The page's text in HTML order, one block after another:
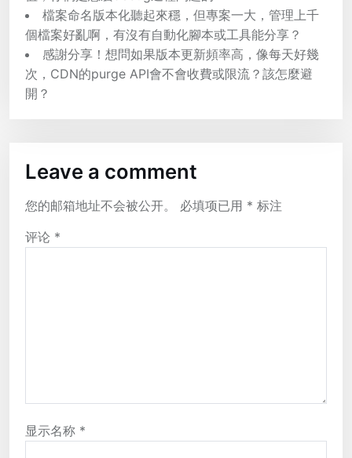
檔案命名版本化聽起來穩，但專案一大，管理上千
個檔案好亂啊，有沒有自動化腳本或工具能分享？
感謝分享！想問如果版本更新頻率高，像每天好幾
次，CDN的purge API會不會收費或限流？該怎麼避
開？
Leave a comment
您的邮箱地址不会被公开。 必填项已用 * 标注
评论 *
显示名称 *